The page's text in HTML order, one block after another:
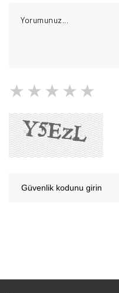
4 Yıldız
3 Yıldız
2 Yıldız
1 Yıldız